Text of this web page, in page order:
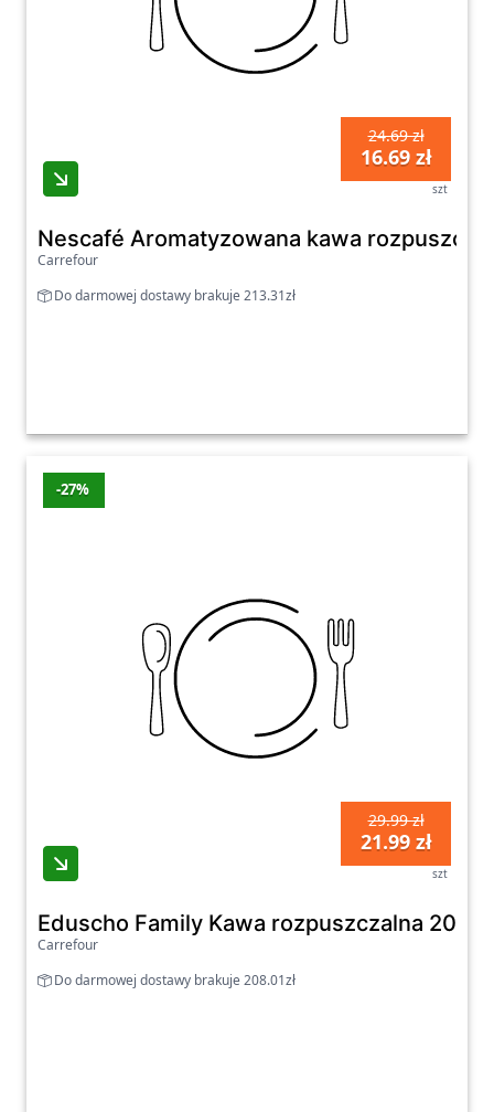
24.69 zł
16.69 zł
szt
Nescafé Aromatyzowana kawa
Carrefour
Do darmowej dostawy brakuje 213.31zł
-27%
29.99 zł
21.99 zł
szt
Eduscho Family Kawa rozpuszczalna 200 g
Carrefour
Do darmowej dostawy brakuje 208.01zł